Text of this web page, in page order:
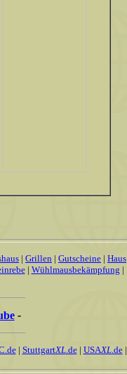
| Grillen | Gutscheine | Haus
| Wühlmausbekämpfung |
-
| StuttgartXL.de| USAXL.de|